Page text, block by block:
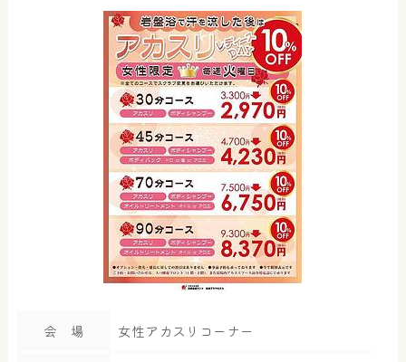
会 場 女性アカスリコーナー
奈良健康ランド AIコンシェルジュです。
ご質問をお伺いします。